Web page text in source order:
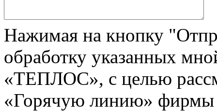
Нажимая на кнопку
обработку указанных
«ТЕПЛОС», с целью
«Горячую линию» фирмы